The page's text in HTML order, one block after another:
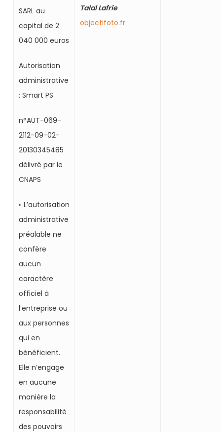
SARL au
capital de 2
040 000 euros
Autorisation
administrative
: Smart PS
n°AUT-069-
2112-09-02-
20130345485
délivré par le
CNAPS
« L’autorisation
administrative
préalable ne
confère
aucun
caractère
officiel à
l’entreprise ou
aux personnes
qui en
bénéficient.
Elle n’engage
en aucune
manière la
responsabilité
des pouvoirs
Talal Lafrie
objectifoto.fr